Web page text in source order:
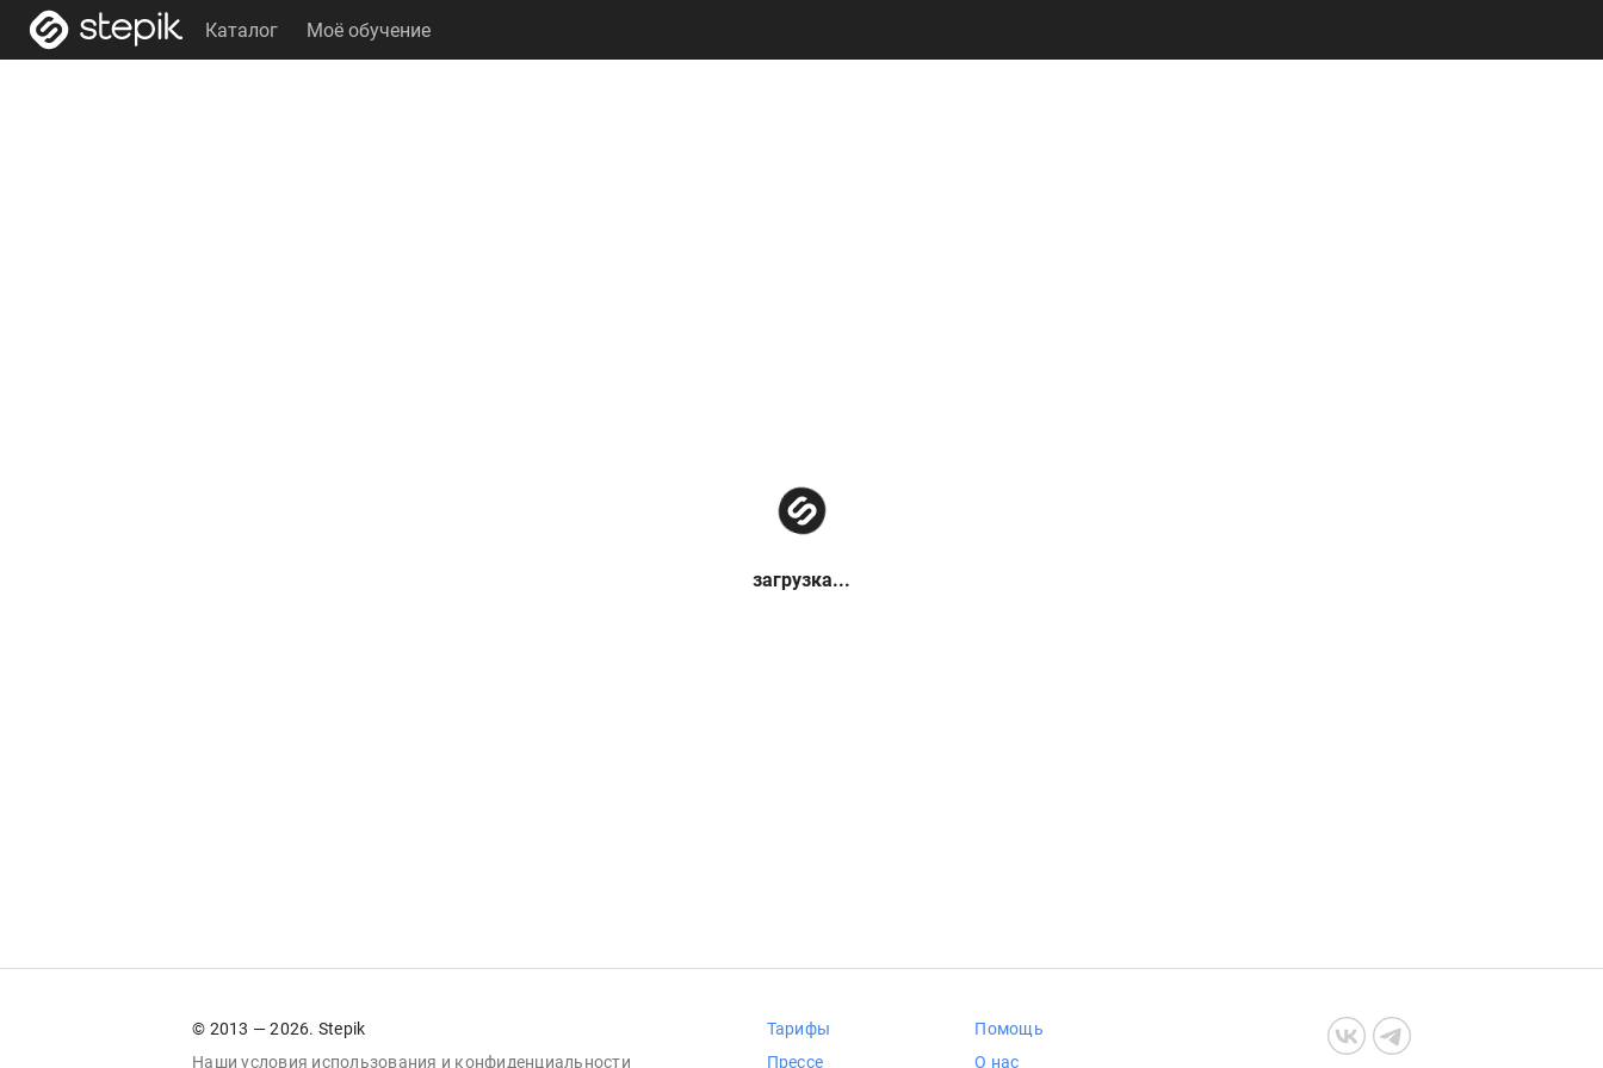
Каталог Моё обучение
загрузка...
© 2013 — 2026. Stepik
Наши условия использования и конфиденциальности
Тарифы
Прессе
Помощь
О нас